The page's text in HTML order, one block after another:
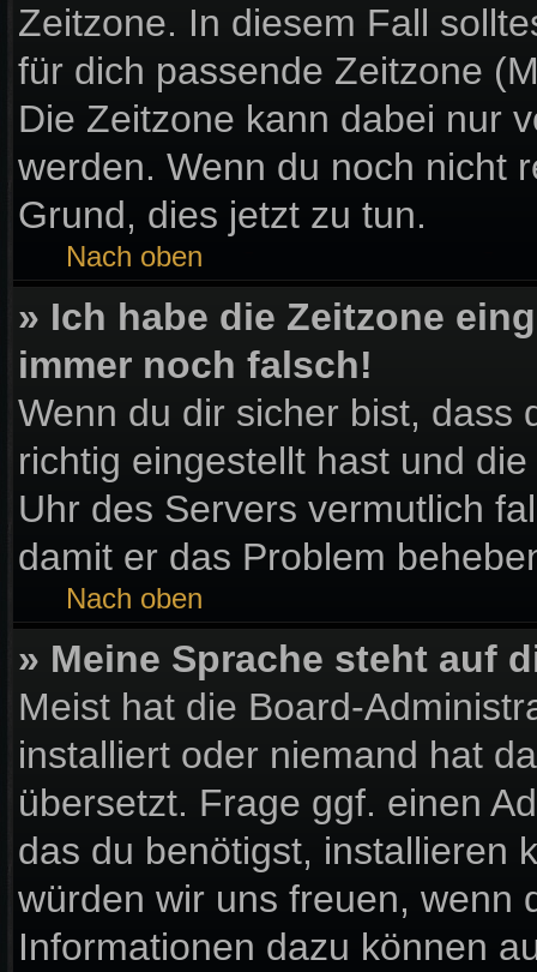
Zeitzone. In diesem Fall
für dich passende Zeitzone
Die Zeitzone kann dabei nur
werden. Wenn du noch nicht
Grund, dies jetzt zu tun.
Nach oben
» Ich habe die Zeitzone
immer noch falsch!
Wenn du dir sicher bist, dass
richtig eingestellt hast und
Uhr des Servers vermutlich
damit er das Problem
Nach oben
» Meine Sprache steht auf
Meist hat die Board-
installiert oder niemand hat
übersetzt. Frage ggf. einen
das du benötigst, installieren
würden wir uns freuen, wenn
Informationen dazu können